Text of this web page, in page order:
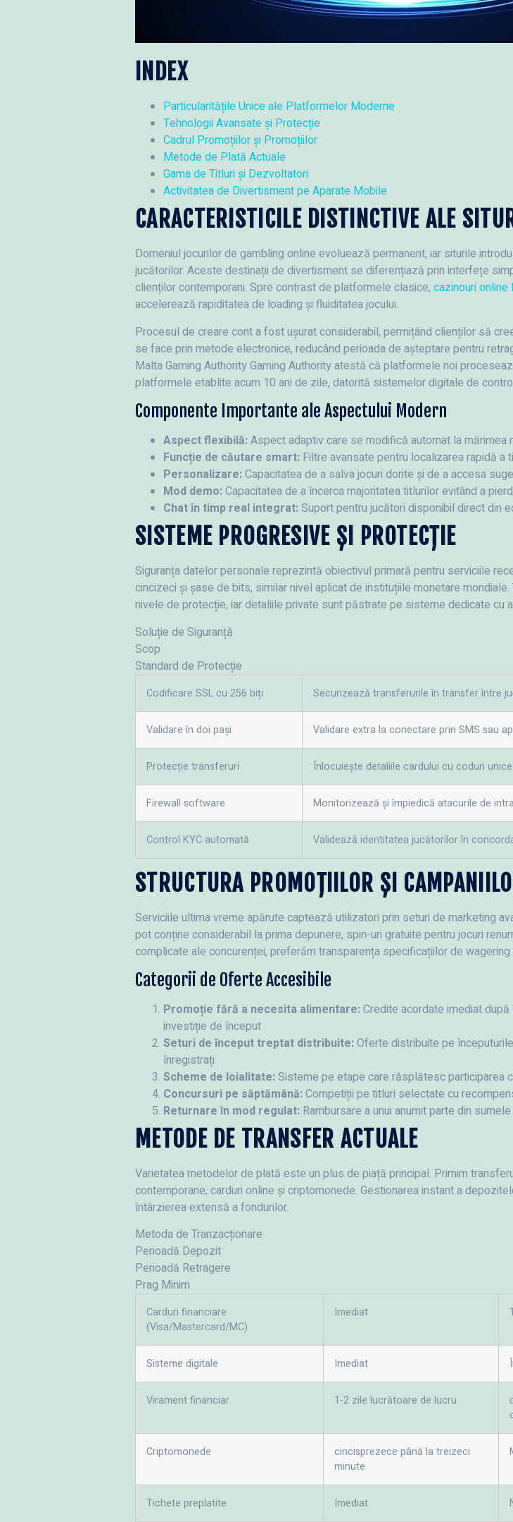
INDEX
Particularitățile Unice ale Platformelor Moderne
Tehnologii Avansate și Protecție
Cadrul Promoțiilor și Promoțiilor
Metode de Plată Actuale
Gama de Titluri și Dezvoltatori
Activitatea de Divertisment pe Aparate Mobile
CARACTERISTICILE DISTINCTIVE ALE
Domeniul jocurilor de gambling online evoluează permanent, iar siturile
jucătorilor. Aceste destinații de divertisment se diferențiază prin interfețe
clienților contemporani. Spre contrast de platformele clasice, cazinouri online
accelerează rapiditatea de loading și fluiditatea jocului.
Procesul de creare cont a fost ușurat considerabil, permițând clienților să
se face prin metode electronice, reducând perioada de așteptare pentru
Malta Gaming Authority Gaming Authority atestă că platformele noi
platformele etablite acum 10 ani de zile, datorită sistemelor digitale de
Componente Importante ale Aspectului Modern
Aspect flexibilă: Aspect adaptiv care se modifică automat la
Funcție de căutare smart: Filtre avansate pentru localizarea rapidă
Personalizare: Capacitatea de a salva jocuri dorite și de a accesa
Mod demo: Capacitatea de a încerca majoritatea titlurilor evitând a
Chat în timp real integrat: Suport pentru jucători disponibil direct din
SISTEME PROGRESIVE ȘI PROTECȚIE
Siguranța datelor personale reprezintă obiectivul primară pentru serviciile
cincizeci și șase de bits, similar nivel aplicat de instituțiile monetare
nivele de protecție, iar detaliile private sunt păstrate pe sisteme dedicate cu
Soluție de Siguranță
Scop
Standard de Protecție
Codificare SSL cu 256 biți Securizează transferurile în transfer între
Validare în doi pași Validare extra la conectare prin SMS sau
Protecție transferuri Înlocuiește detaliile cardului cu coduri
Firewall software Monitorizează și împiedică atacurile de
Control KYC automată Validează identitatea jucătorilor în
STRUCTURA PROMOȚIILOR ȘI
Serviciile ultima vreme apărute captează utilizatori prin seturi de marketing
pot conține considerabil la prima depunere, spin-uri gratuite pentru jocuri
complicate ale concurenței, preferăm transparența specificațiilor de wagering
Categorii de Oferte Accesibile
Promoție fără a necesita alimentare: Credite acordate imediat
investiție de început
Seturi de început treptat distribuite: Oferte distribuite pe
înregistrați
Scheme de loialitate: Sisteme pe etape care răsplătesc participarea
Concursuri pe săptămână: Competiții pe titluri selectate cu
Returnare în mod regulat: Rambursare a unui anumit parte din
METODE DE TRANSFER ACTUALE
Varietatea metodelor de plată este un plus de piață principal. Primim
contemporane, carduri online și criptomonede. Gestionarea instant a
întârzierea extensă a fondurilor.
Metoda de Tranzacționare
Perioadă Depozit
Perioadă Retragere
Prag Minim
Carduri financiare
(Visa/Mastercard/MC)
Imediat
Sisteme digitale Imediat
Virament financiar 1-2 zile lucrătoare de lucru
Criptomonede
cincisprezece până la treizeci
minute
Tichete preplatite Imediat